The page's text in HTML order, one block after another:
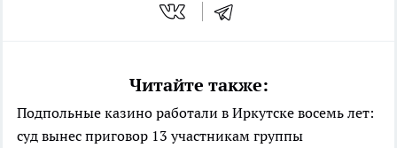
Читайте также:
Подпольные казино работали в Иркутске восемь лет:
суд вынес приговор 13 участникам группы